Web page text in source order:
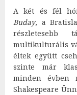
A két és fél
Buday, a
részletesebb
multikulturális
éltek együtt
szinte már
minden évben
Shakespeare